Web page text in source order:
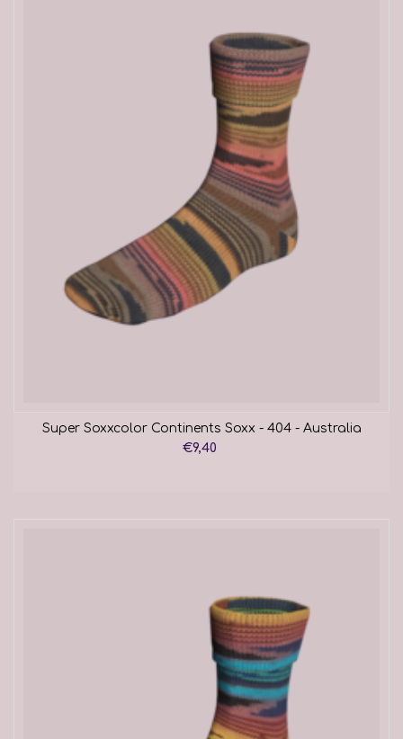
Super Soxxcolor Continents Soxx - 404 - Australia
€9,40